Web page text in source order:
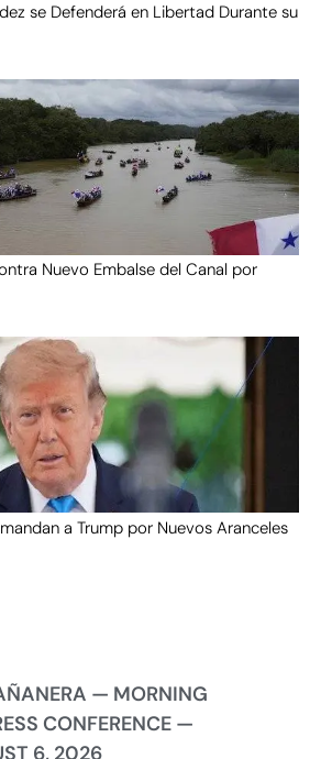
se Defenderá en Libertad Durante su
Nuevo Embalse del Canal por
a Trump por Nuevos Aranceles
— MORNING
CONFERENCE —